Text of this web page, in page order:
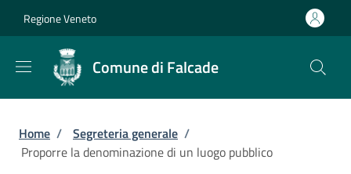
Regione Veneto
Comune di Falcade
Briciole di pane
Home / Segreteria generale /
Proporre la denominazione di un luogo pubblico